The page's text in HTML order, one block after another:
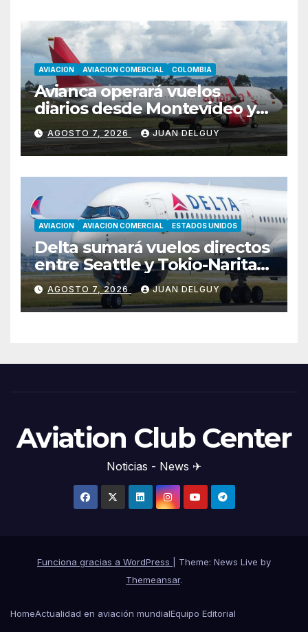
AVIACION AVIACION COMERCIAL COLOMBIA
Avianca operará vuelos
diarios desde Montevideo y
Asunción hacia Bogotá
AGOSTO 7, 2026 JUAN DELGUY
AVIACION AVIACION COMERCIAL ESTADOS UNIDOS
Delta sumará vuelos directos
entre Seattle y Tokio-Narita
desde marzo de 2027
AGOSTO 7, 2026 JUAN DELGUY
Aviation Club Center
Noticias - News ✈
Funciona gracias a WordPress
Theme: News Live by
Themeansar.
HomeActualidad en aviación mundialEquipo Editorial